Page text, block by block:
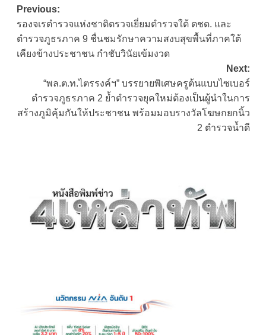
Post
navigation
Previous:
รองจเรตำรวจแห่งชาติตรวจเยี่ยมตำรวจใต้ ตชด. และ
ตำรวจภูธรภาค 9 ชื่นชมรักษาความสงบสุขพื้นที่ภาคใต้
เคียงข้างประชาชน กำชับวินัยเข้มงวด
Next:
“พล.ต.ท.ไตรรงค์ฯ” บรรยายพิเศษครูต้นแบบไซเบอร์
ตำรวจภูธรภาค 2 ย้ำตำรวจยุคใหม่ต้องเป็นผู้นำในการ
สร้างภูมิคุ้มกันให้ประชาชน พร้อมมอบรางวัลโฆษกยกนิ้ว
2 ตำรวจน้ำดี